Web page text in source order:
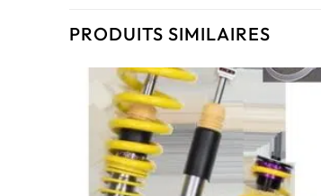
PRODUITS SIMILAIRES